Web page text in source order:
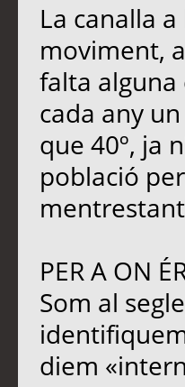
La canalla
moviment,
falta alguna
cada any
que 40º, ja
població
PER A ON
Som al
diem